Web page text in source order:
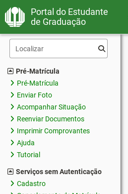
Portal do Estudante
de Graduação
Pré-Matrícula
Pré-Matrícula
Enviar Foto
Acompanhar Situação
Reenviar Documentos
Imprimir Comprovantes
Ajuda
Tutorial
Serviços sem Autenticação
Cadastro